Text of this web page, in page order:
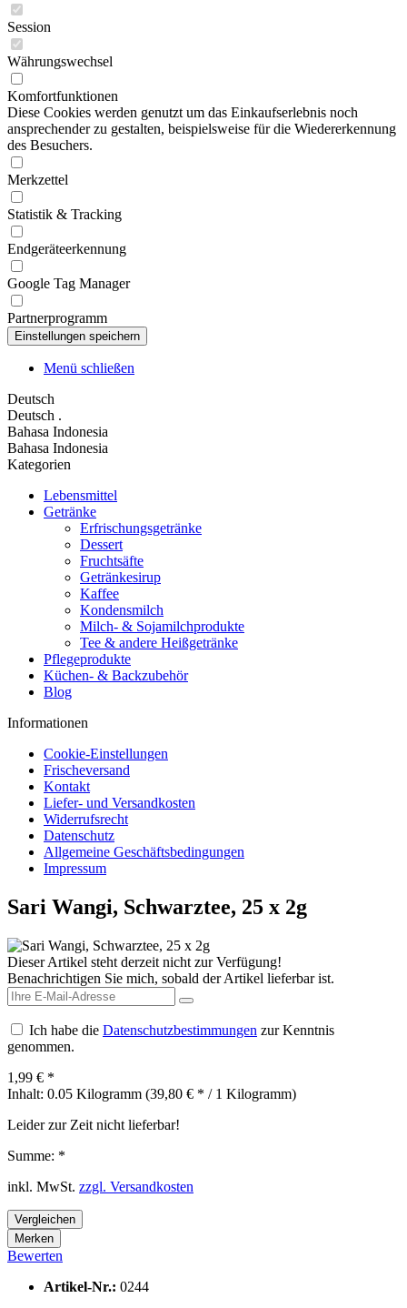
Session
Währungswechsel
Komfortfunktionen
Diese Cookies werden genutzt um das Einkaufserlebnis noch
ansprechender zu gestalten, beispielsweise für die Wiedererkennung
des Besuchers.
Merkzettel
Statistik & Tracking
Endgeräteerkennung
Google Tag Manager
Partnerprogramm
Menü schließen
Deutsch
Deutsch .
Bahasa Indonesia
Bahasa Indonesia
Kategorien
Lebensmittel
Getränke
Erfrischungsgetränke
Dessert
Fruchtsäfte
Getränkesirup
Kaffee
Kondensmilch
Milch- & Sojamilchprodukte
Tee & andere Heißgetränke
Pflegeprodukte
Küchen- & Backzubehör
Blog
Informationen
Cookie-Einstellungen
Frischeversand
Kontakt
Liefer- und Versandkosten
Widerrufsrecht
Datenschutz
Allgemeine Geschäftsbedingungen
Impressum
Sari Wangi, Schwarztee, 25 x 2g
Dieser Artikel steht derzeit nicht zur Verfügung!
Benachrichtigen Sie mich, sobald der Artikel lieferbar ist.
Ich habe die Datenschutzbestimmungen zur Kenntnis
genommen.
1,99 € *
Inhalt: 0.05 Kilogramm (39,80 € * / 1 Kilogramm)
Leider zur Zeit nicht lieferbar!
Summe: *
inkl. MwSt. zzgl. Versandkosten
Vergleichen
Merken
Bewerten
Artikel-Nr.: 0244